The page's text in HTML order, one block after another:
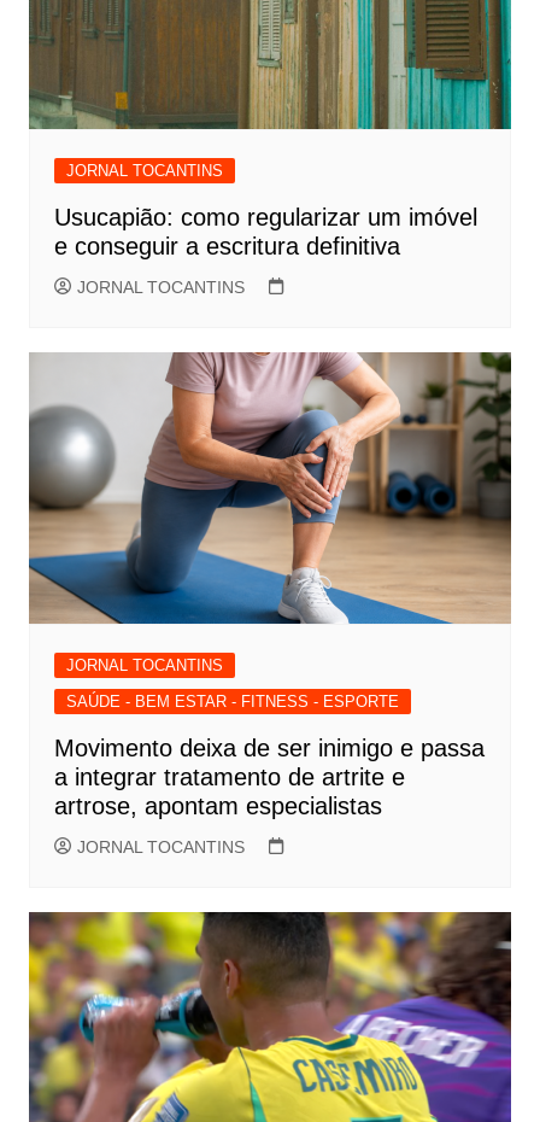
JORNAL TOCANTINS
Usucapião: como regularizar um imóvel
e conseguir a escritura definitiva
JORNAL TOCANTINS
JORNAL TOCANTINS
SAÚDE - BEM ESTAR - FITNESS - ESPORTE
Movimento deixa de ser inimigo e passa
a integrar tratamento de artrite e
artrose, apontam especialistas
JORNAL TOCANTINS